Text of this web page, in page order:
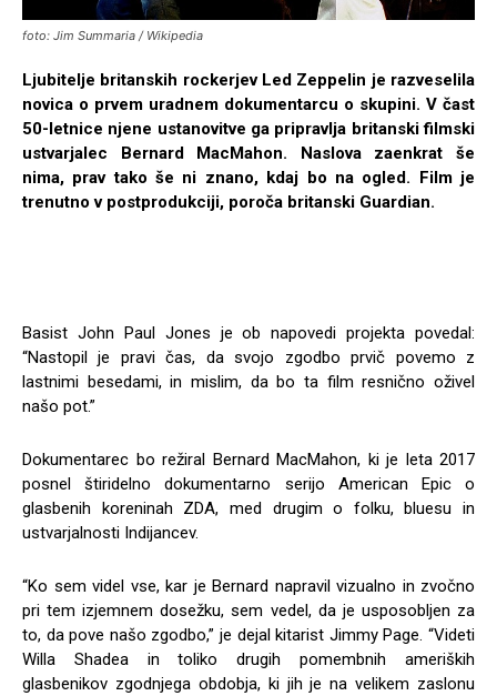
foto: Jim Summaria / Wikipedia
Ljubitelje britanskih rockerjev Led Zeppelin je razveselila
novica o prvem uradnem dokumentarcu o skupini. V čast
50-letnice njene ustanovitve ga pripravlja britanski filmski
ustvarjalec Bernard MacMahon. Naslova zaenkrat še
nima, prav tako še ni znano, kdaj bo na ogled. Film je
trenutno v postprodukciji, poroča britanski Guardian.
Basist John Paul Jones je ob napovedi projekta povedal:
“Nastopil je pravi čas, da svojo zgodbo prvič povemo z
lastnimi besedami, in mislim, da bo ta film resnično oživel
našo pot.”
Dokumentarec bo režiral Bernard MacMahon, ki je leta 2017
posnel štiridelno dokumentarno serijo American Epic o
glasbenih koreninah ZDA, med drugim o folku, bluesu in
ustvarjalnosti Indijancev.
“Ko sem videl vse, kar je Bernard napravil vizualno in zvočno
pri tem izjemnem dosežku, sem vedel, da je usposobljen za
to, da pove našo zgodbo,” je dejal kitarist Jimmy Page. “Videti
Willa Shadea in toliko drugih pomembnih ameriških
glasbenikov zgodnjega obdobja, ki jih je na velikem zaslonu